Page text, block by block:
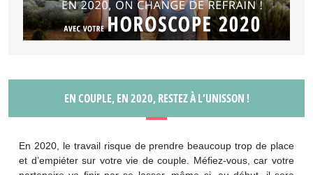
EN COUPLE, EN 2020, RESTEZ À L’UNISSON !
En 2020, le travail risque de prendre beaucoup trop de place
et d’empiéter sur votre vie de couple. Méfiez-vous, car votre